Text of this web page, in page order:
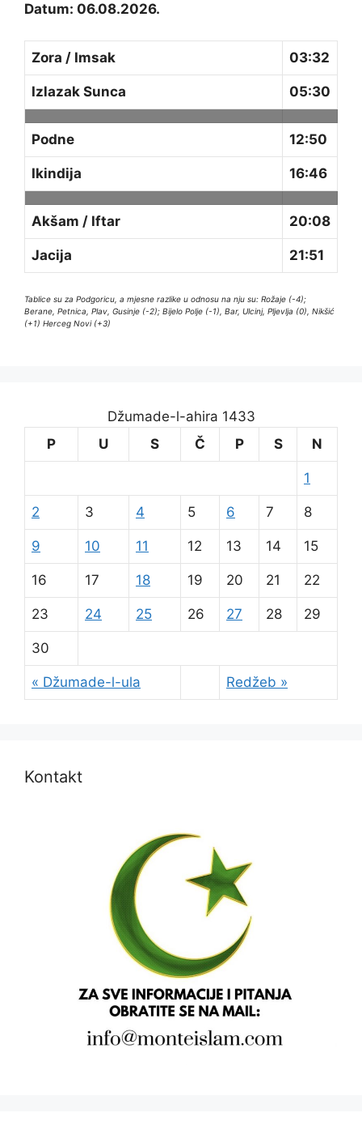
Datum: 06.08.2026.
Zora / Imsak 03:32
Izlazak Sunca 05:30
Podne 12:50
Ikindija 16:46
Akšam / Iftar 20:08
Jacija 21:51
Tablice su za Podgoricu, a mjesne razlike u odnosu na nju su: Rožaje (-4);
Berane, Petnica, Plav, Gusinje (-2); Bijelo Polje (-1), Bar, Ulcinj, Pljevlja (0), Nikšić
(+1) Herceg Novi (+3)
Džumade-l-ahira 1433
P
U S Č P S N
« Džumade-l-ula Redžeb »
1
2 3 4 5 6 7 8
9 10 11 12 13 14 15
16 17 18 19 20 21 22
23 24 25 26 27 28 29
30
Kontakt